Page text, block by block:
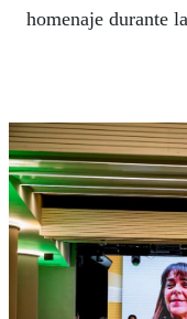
homenaje durante